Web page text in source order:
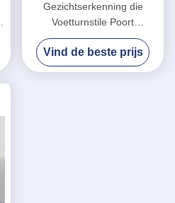
Gezichtserkenning die
Voetturnstile Poort
IC/identiteitskaart-
Identificatie glijden
Vind de beste prijs